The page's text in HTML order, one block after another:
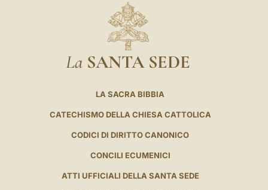
La SANTA SEDE
LA SACRA BIBBIA
CATECHISMO DELLA CHIESA CATTOLICA
CODICI DI DIRITTO CANONICO
CONCILI ECUMENICI
ATTI UFFICIALI DELLA SANTA SEDE